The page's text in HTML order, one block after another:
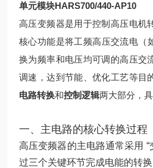
单元模块HARS700/440-AP10
高压变频器是用于控制高压电机
核心功能是将工频高压交流电（
换为频率和电压均可调的高压交
调速，达到节能、优化工艺等目
电路转换和控制逻辑两大部分，
一、主电路的核心转换过程
高压变频器的主电路通常采用 “
过三个关键环节完成电能的转换